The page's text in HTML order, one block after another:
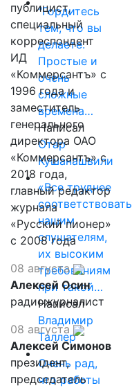
"Гордитесь
тем, что вы
делаете.
Простые и
очень
сложные
времена…
Написал
Отар
Кушанашвили
«Все труднее
соответствовать
нашим
слушателям,
их высоким
требованиям
при такой…
Написал
Владимир
Таллер
Очень рад,
что работы
публицист,
специальный
корреспондент
ИД
«Коммерсантъ» с
1996 года и
заместитель
генерального
директора ОАО
«Коммерсантъ» с
2018 года,
главный редактор
журнала
«Русский пионер»
с 2008 года
08 августа
Алексей Осин
радиожурналист
08 августа
Алексей Симонов
президент,
председатель